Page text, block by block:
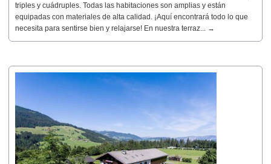
triples y cuádruples. Todas las habitaciones son amplias y están
equipadas con materiales de alta calidad. ¡Aquí encontrará todo lo que
necesita para sentirse bien y relajarse! En nuestra terraz... →